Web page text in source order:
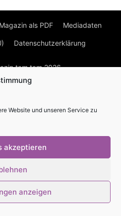
Website und unseren Service zu
akzeptieren
anzeigen
Magazin als PDF Mediadaten
Datenschutzerklärung
tam.tam 2026